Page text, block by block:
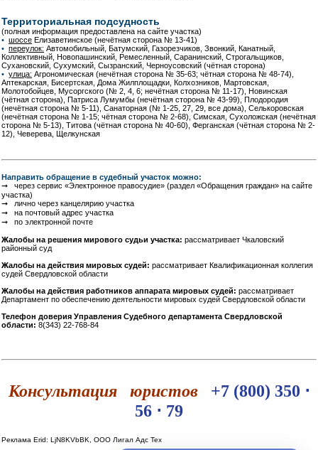
Территориальная подсудность
(полная информация предоставлена на сайте участка)
• шоссе Елизаветинское (нечётная сторона № 13-41)
• переулок: Автомобильный, Батумский, Газорезчиков, Звонкий, Канатный,
Коллективный, Новопашинский, Ремесленный, Саранинский, Строгальщиков,
Сухановский, Сухумский, Сызранский, Черноусовский (чётная сторона)
• улица: Агрономическая (нечётная сторона № 35-63; чётная сторона № 48-74),
Аптекарская, Бисертская, Дома Жилплощадки, Колхозников, Мартовская,
Молотобойцев, Мусоргского (№ 2, 4, 6; нечётная сторона № 11-17), Новинская
(чётная сторона), Патриса Лумумбы (нечётная сторона № 43-99), Плодородия
(нечётная сторона № 5-11), Санаторная (№ 1-25, 27, 29, все дома), Селькоровская
(нечётная сторона № 1-15; чётная сторона № 2-68), Симская, Сухоложская (нечётная
сторона № 5-13), Титова (чётная сторона № 40-60), Ферганская (чётная сторона № 2-
12), Чеверева, Щелкунская
Направить обращение в судебный участок можно:
➞ через сервис «Электронное правосудие» (раздел «Обращения граждан» на сайте
участка)
➞ лично через канцелярию участка
➞ на почтовый адрес участка
➞ по электронной почте
Жалобы на решения мирового судьи участка: рассматривает Чкаловский
районный суд
Жалобы на действия мировых судей: рассматривает Квалификационная коллегия
судей Свердловской области
Жалобы на действия работников аппарата мировых судей: рассматривает
Департамент по обеспечению деятельности мировых судей Свердловской области
Телефон доверия Управления Судебного департамента Свердловской
области: 8(343) 22-768-84
Консультация юристов
+7 (800) 350 ⋅
56 ⋅ 79
Реклама Erid: LjN8KVbBK, ООО Лигал Адс Тех